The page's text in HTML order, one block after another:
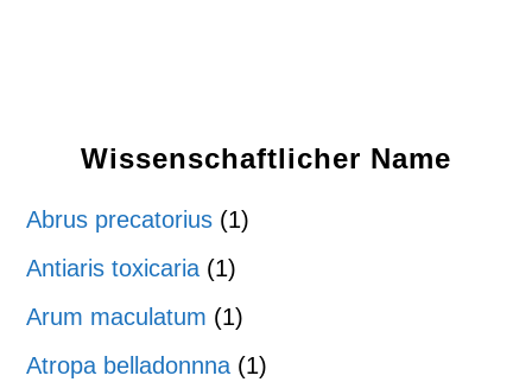
Wissenschaftlicher Name
Abrus precatorius (1)
Antiaris toxicaria (1)
Arum maculatum (1)
Atropa belladonnna (1)